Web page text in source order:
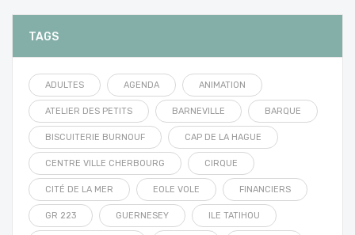
TAGS
ADULTES AGENDA ANIMATION
ATELIER DES PETITS BARNEVILLE BARQUE
BISCUITERIE BURNOUF CAP DE LA HAGUE
CENTRE VILLE CHERBOURG CIRQUE
CITÉ DE LA MER EOLE VOLE FINANCIERS
GR 223 GUERNESEY ILE TATIHOU